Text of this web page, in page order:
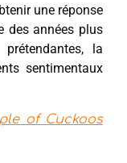
une réponse
des années plus
la
sentimentaux
of Cuckoos